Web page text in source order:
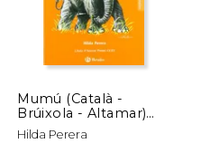
Mumú (Català -
Brúixola - Altamar)
(en Catalán)
Hilda Perera